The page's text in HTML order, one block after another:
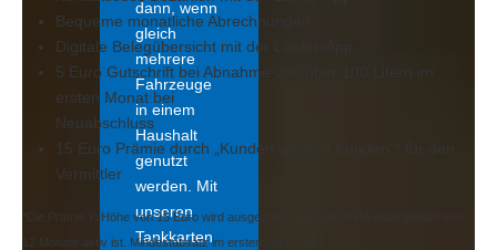
dann, wenn
gleich
mehrere
Fahrzeuge
in einem
Haushalt
genutzt
werden. Mit
unseren
Tankkarten
Bequeme monatliche Abrechnungen
Digitale Belegübersicht mit der Lanfer-App
5 Euro Gutschrift bei Abnahme von über 100 Litern im
ersten Monat bei
Neuabschluss
15 Euro Prämie durch „Kunden werben Kunden“* für den
Vermittler
*Die Prämie in Höhe von 15 Euro wird ausgezahlt, wenn ein Neukunde mindestens
12 Monate aktiv ist. Mindestabsatz im ersten Jahr: 600 l.